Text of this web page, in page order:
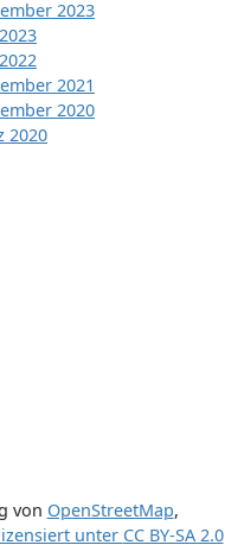
2023
2021
2020
2020
von OpenStreetMap,
unter CC BY-SA 2.0